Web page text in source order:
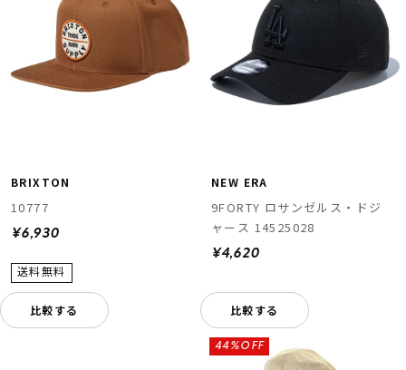
BRIXTON
10777
¥6,930
比較する
NEW ERA
9FORTY ロサンゼルス・ドジ
ャース 14525028
¥4,620
比較する
44%OFF